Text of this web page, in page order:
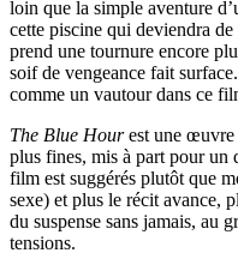
loin que la simple aventure
cette piscine qui deviendra
prend une tournure encore
soif de vengeance fait
comme un vautour dans ce
The Blue Hourest une œuvre
plus fines, mis à part pour un
film est suggérés plutôt que
sexe) et plus le récit avance,
du suspense sans jamais, au
tensions.